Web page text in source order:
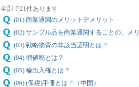
全部で21件あります
(01) 商業通関のメリットデメリット
(02) サンプル品を商業通関することの、メ
(03) 戦略物資の非該当証明とは？
(04) 増値税とは？
(05) 輸出入権とは？
(06) (保税)手冊とは？（中国）